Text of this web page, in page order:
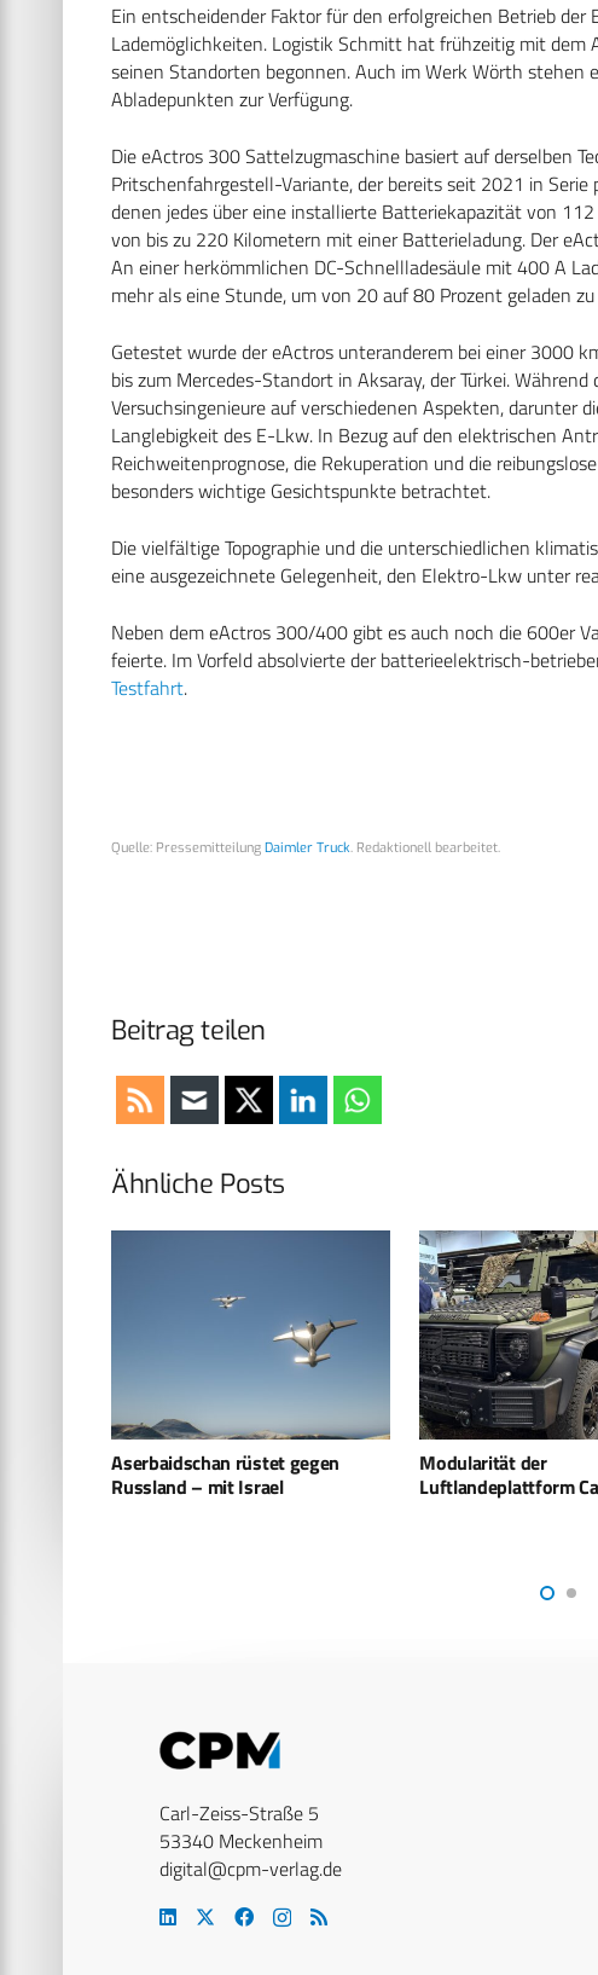
Ein entscheidender Faktor für den erfolgreichen Betrieb der
Lademöglichkeiten. Logistik Schmitt hat frühzeitig mit dem
seinen Standorten begonnen. Auch im Werk Wörth stehen
Abladepunkten zur Verfügung.
Die eActros 300 Sattelzugmaschine basiert auf derselben
Pritschenfahrgestell-Variante, der bereits seit 2021 in
denen jedes über eine installierte Batteriekapazität von
von bis zu 220 Kilometern mit einer Batterieladung. Der
An einer herkömmlichen DC-Schnellladesäule mit 400 A
mehr als eine Stunde, um von 20 auf 80 Prozent geladen
Getestet wurde der eActros unteranderem bei einer 3000
bis zum Mercedes-Standort in Aksaray, der Türkei.
Versuchsingenieure auf verschiedenen Aspekten, darunter
Langlebigkeit des E-Lkw. In Bezug auf den elektrischen
Reichweitenprognose, die Rekuperation und die
besonders wichtige Gesichtspunkte betrachtet.
Die vielfältige Topographie und die unterschiedlichen
eine ausgezeichnete Gelegenheit, den Elektro-Lkw unter
Neben dem eActros 300/400 gibt es auch noch die 600er
feierte. Im Vorfeld absolvierte der batterieelektrisch-
Testfahrt.
Quelle: Pressemitteilung Daimler Truck. Redaktionell bearbeitet.
Beitrag teilen
Ähnliche Posts
Modularität der
Luftlandeplattform Caracal
Daimler Truck baut
Geschäft global aus
Carl-Zeiss-Straße 5
53340 Meckenheim
digital@cpm-verlag.de